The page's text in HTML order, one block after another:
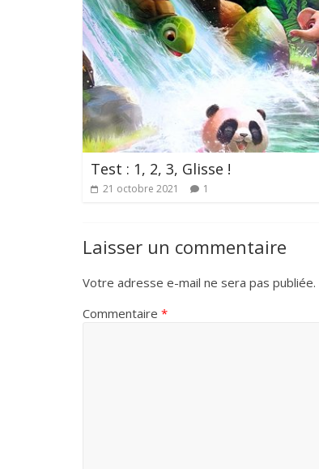
Test : 1, 2, 3, Glisse !
21 octobre 2021 1
Laisser un commentaire
Votre adresse e-mail ne sera pas publiée.
Commentaire *